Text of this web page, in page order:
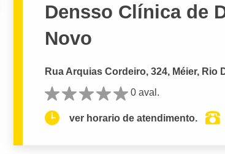
Densso Clínica de
Novo
Rua Arquias Cordeiro, 324, Méier, Rio
0 aval.
ver horario de atendimento.